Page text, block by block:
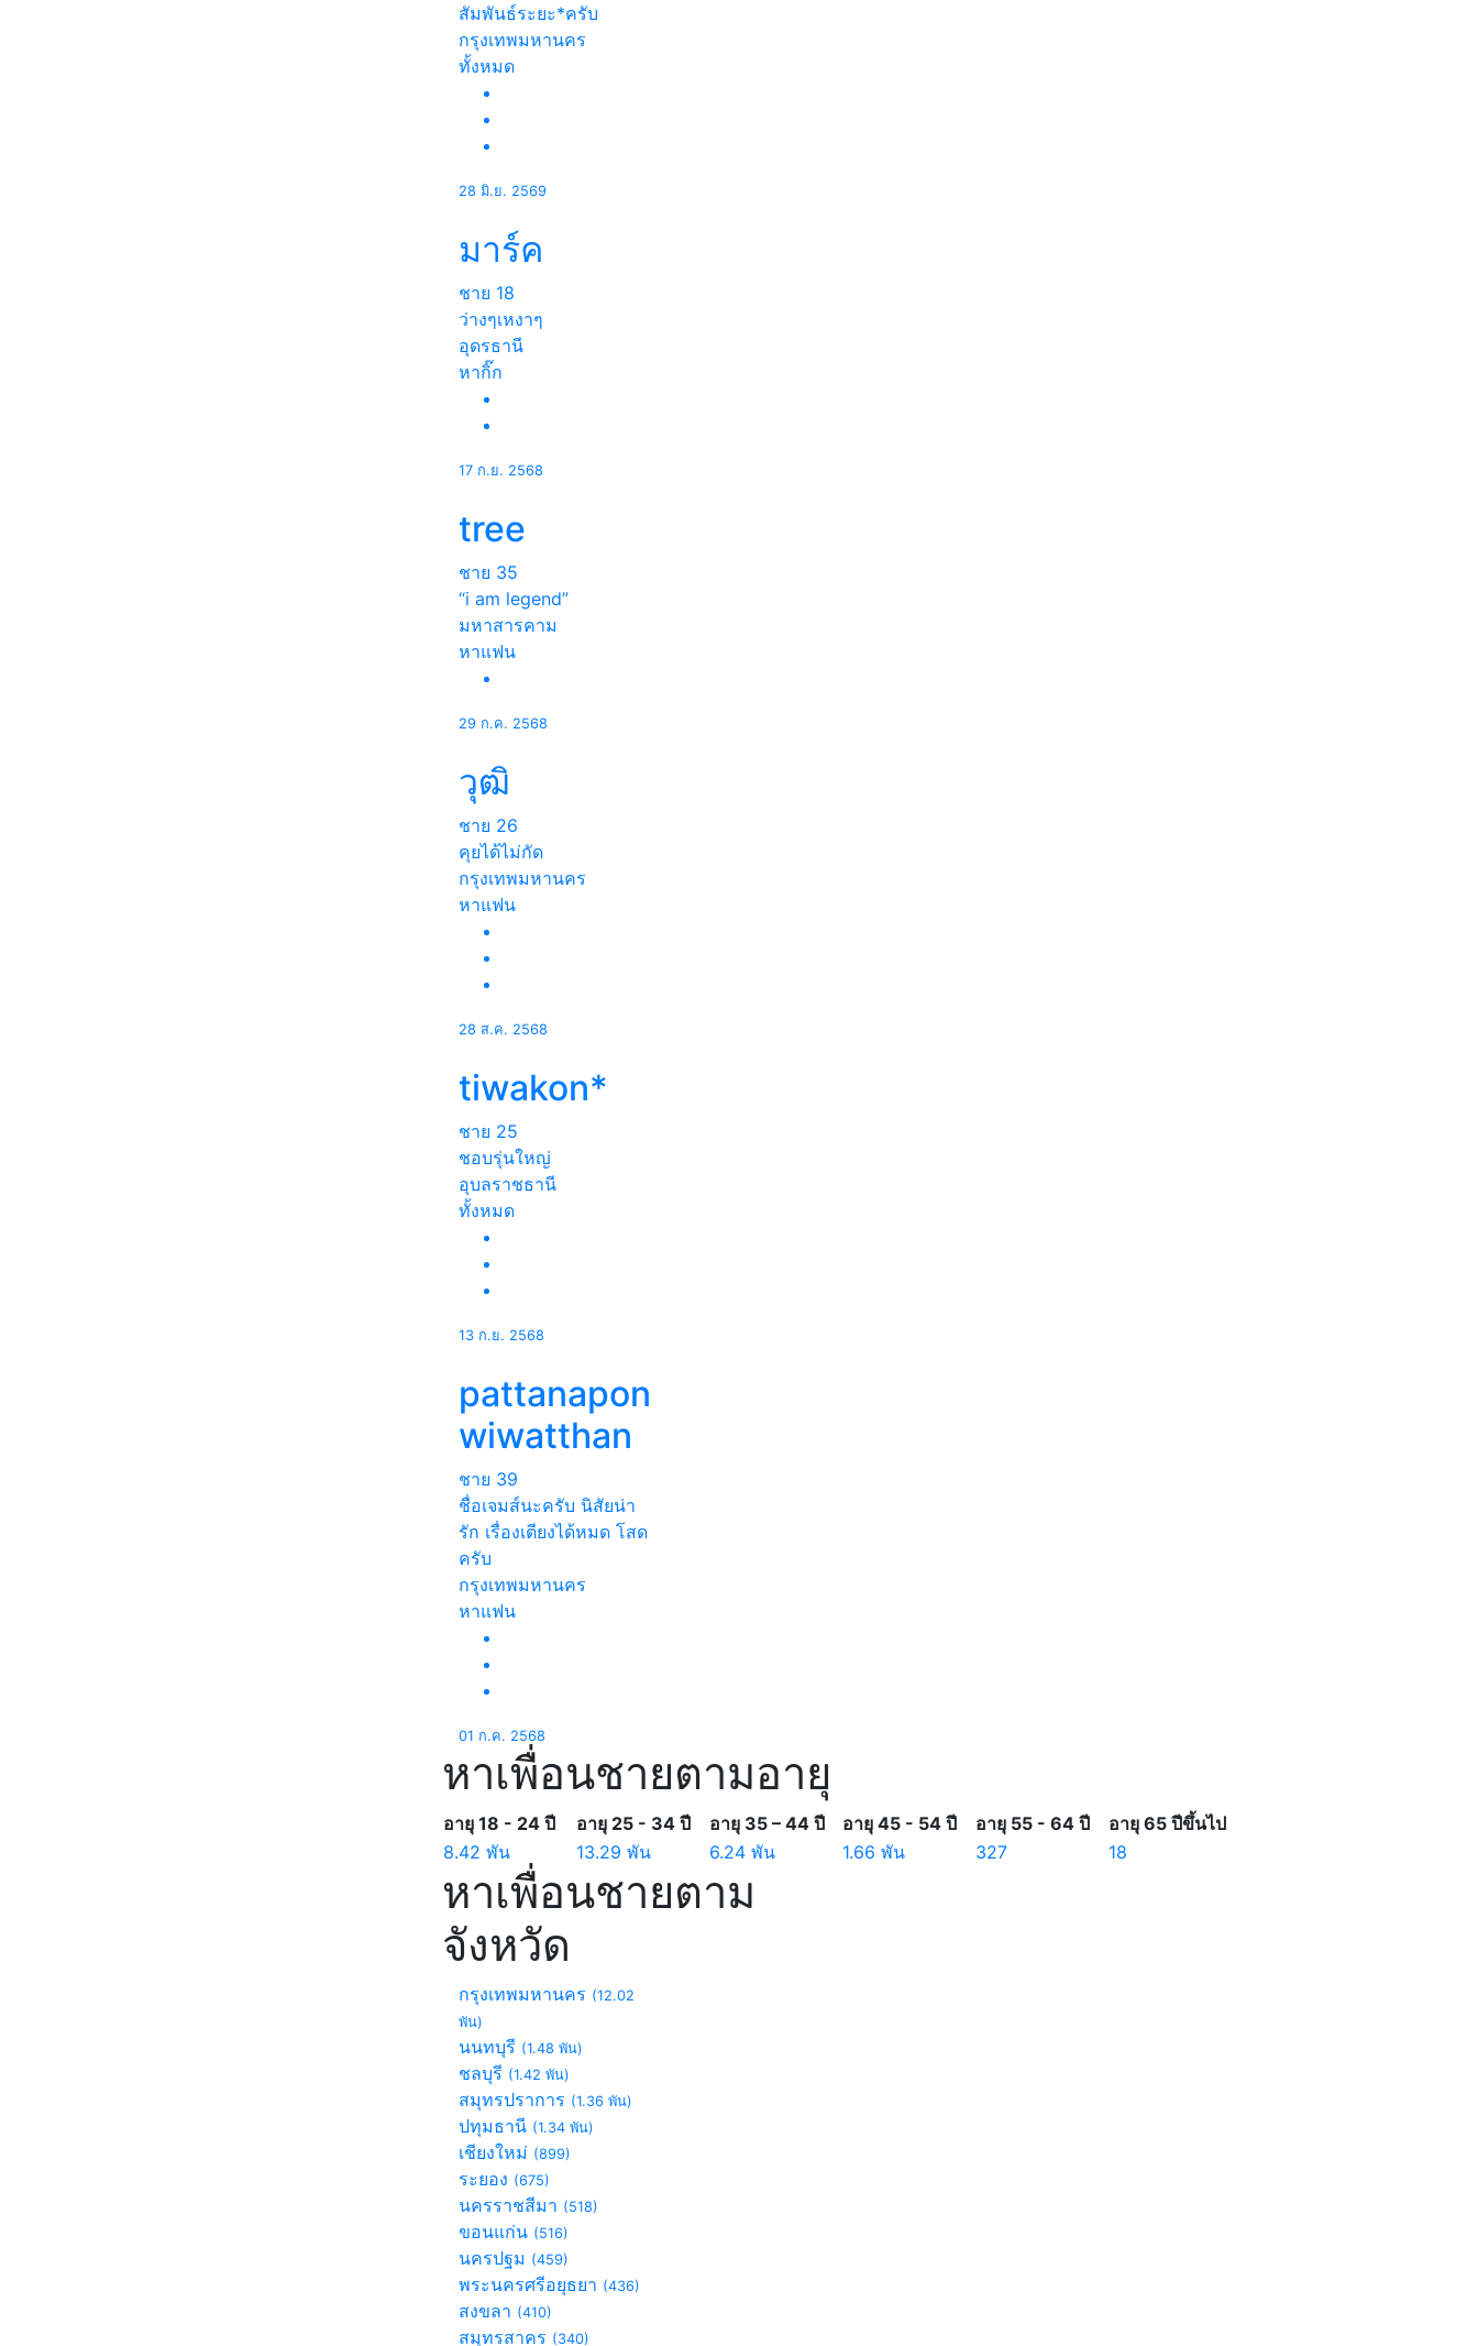
สัมพันธ์ระยะ*ครับ
กรุงเทพมหานคร
ทั้งหมด
28 มิ.ย. 2569
มาร์ค
ชาย 18
ว่างๆเหงาๆ
อุดรธานี
หากิ๊ก
17 ก.ย. 2568
tree
ชาย 35
“i am legend”
มหาสารคาม
หาแฟน
29 ก.ค. 2568
วุฒิ
ชาย 26
คุยได้ไม่กัด
กรุงเทพมหานคร
หาแฟน
28 ส.ค. 2568
tiwakon*
ชาย 25
ชอบรุ่นใหญ่
อุบลราชธานี
ทั้งหมด
13 ก.ย. 2568
pattanapon
wiwatthan
ชาย 39
ชื่อเจมส์นะครับ นิสัยน่า
รัก เรื่องเตียงได้หมด โสด
ครับ
กรุงเทพมหานคร
หาแฟน
01 ก.ค. 2568
หาเพื่อนชายตามอายุ
อายุ 18 - 24 ปี อายุ 25 - 34 ปี อายุ 35 – 44 ปี อายุ 45 - 54 ปี อายุ 55 - 64 ปี
อายุ 65 ปีขึ้นไป
8.42 พัน
13.29 พัน 6.24 พัน 1.66 พัน 327 18
หาเพื่อนชายตาม
จังหวัด
กรุงเทพมหานคร (12.02
พัน)
นนทบุรี (1.48 พัน)
ชลบุรี (1.42 พัน)
สมุทรปราการ (1.36 พัน)
ปทุมธานี (1.34 พัน)
เชียงใหม่ (899)
ระยอง (675)
นครราชสีมา (518)
ขอนแก่น (516)
นครปฐม (459)
พระนครศรีอยุธยา (436)
สงขลา (410)
สมุทรสาคร (340)